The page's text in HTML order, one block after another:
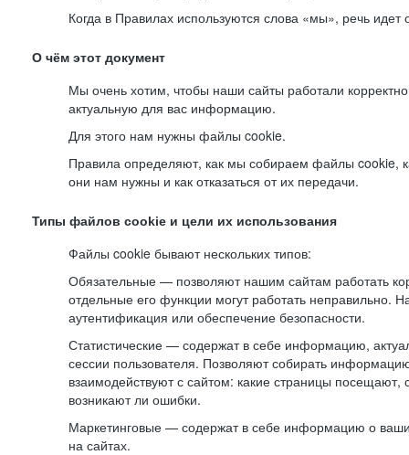
Когда в Правилах используются слова «мы», речь
О чём этот документ
Мы очень хотим, чтобы наши сайты работали
актуальную для вас информацию.
Для этого нам нужны файлы cookie.
Правила определяют, как мы собираем файлы cookie,
они нам нужны и как отказаться от их передачи.
Типы файлов cookie и цели их использования
Файлы cookie бывают нескольких типов:
Обязательные — позволяют нашим сайтам работать
отдельные его функции могут работать неправильно.
аутентификация или обеспечение безопасности.
Статистические — содержат в себе информацию,
сессии пользователя. Позволяют собирать
взаимодействуют с сайтом: какие страницы посещают,
возникают ли ошибки.
Маркетинговые — содержат в себе информацию о
на сайтах.